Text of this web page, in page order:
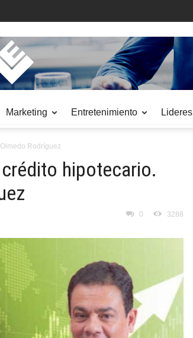
Marketing Entretenimiento Lideres
Rodríguez
hipotecario.
0 3288